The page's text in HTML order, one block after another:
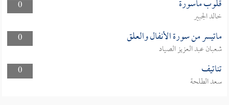
0
قلوب مأسورة
خالد الجبير
0
ماتيسر من سورة الأنفال والعلق
شعبان عبد العزيز الصياد
0
تناتيف
سعد الطلحة